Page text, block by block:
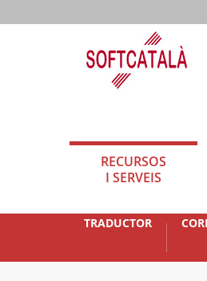
RECURSOS
I SERVEIS
TRADUCTOR